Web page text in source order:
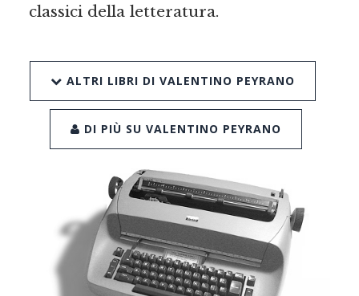
classici della letteratura.
ALTRI LIBRI DI VALENTINO PEYRANO
DI PIÙ SU VALENTINO PEYRANO